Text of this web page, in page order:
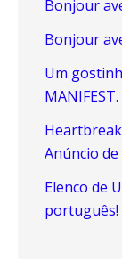
Bonjour
Bonjour
Um
MANIFEST.
Anúncio
Elenco de
português!